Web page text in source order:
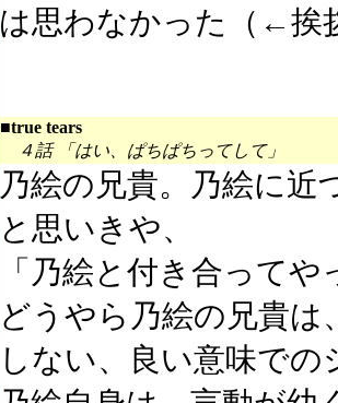
は思わなかった（←挨
■true tears
４話 「はい、ぱちぱちってして」
乃絵の兄貴。乃絵に
と思いきや、
「乃絵と付き合って
どうやら乃絵の兄貴
しない、良い意味で